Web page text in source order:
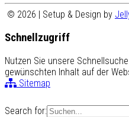
© 2026 | Setup & Design by
Schnellzugriff
Nutzen Sie unsere
gewünschten Inhalt auf der
Sitemap
Search for: